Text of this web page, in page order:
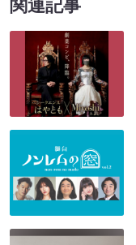
関連記事